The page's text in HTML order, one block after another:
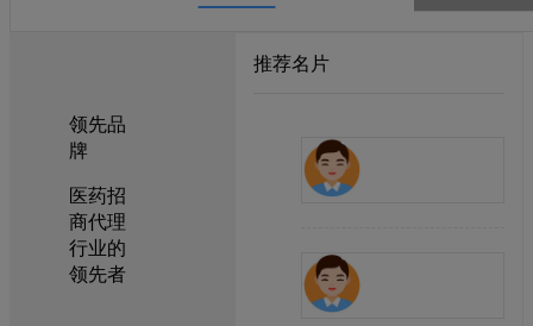
推荐名片
领先品
牌
医药招
商代理
行业的
领先者